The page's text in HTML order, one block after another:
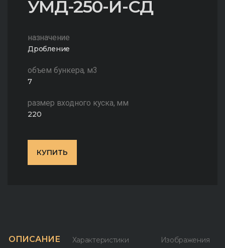
УМД-250-И-СД
назначение
Дробление
объем бункера, м3
7
размер входного куска, мм
220
КУПИТЬ
ОПИСАНИЕ Характеристики Изображения